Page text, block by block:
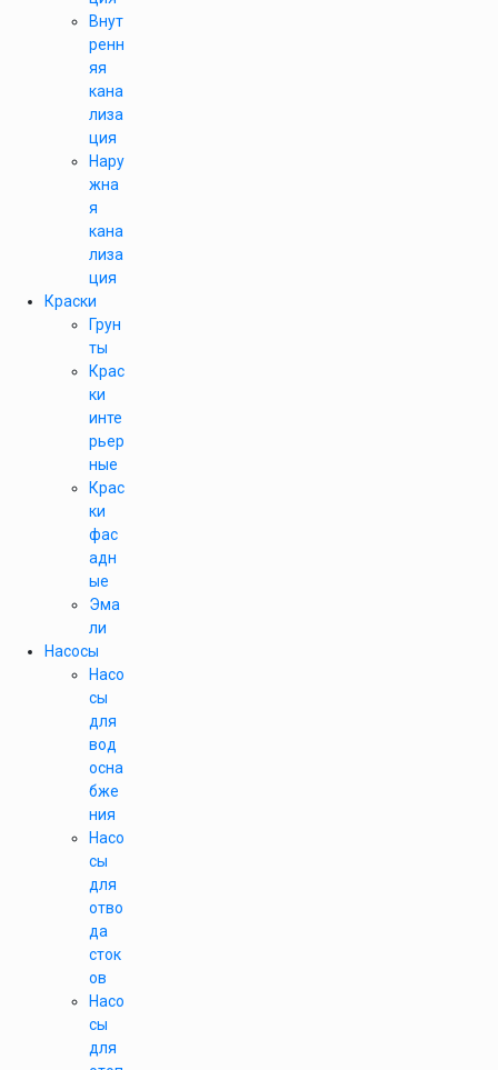
Внут
ренн
яя
кана
лиза
ция
Нару
жна
я
кана
лиза
ция
Краски
Грун
ты
Крас
ки
инте
рьер
ные
Крас
ки
фас
адн
ые
Эма
ли
Насосы
Насо
сы
для
вод
осна
бже
ния
Насо
сы
для
отво
да
сток
ов
Насо
сы
для